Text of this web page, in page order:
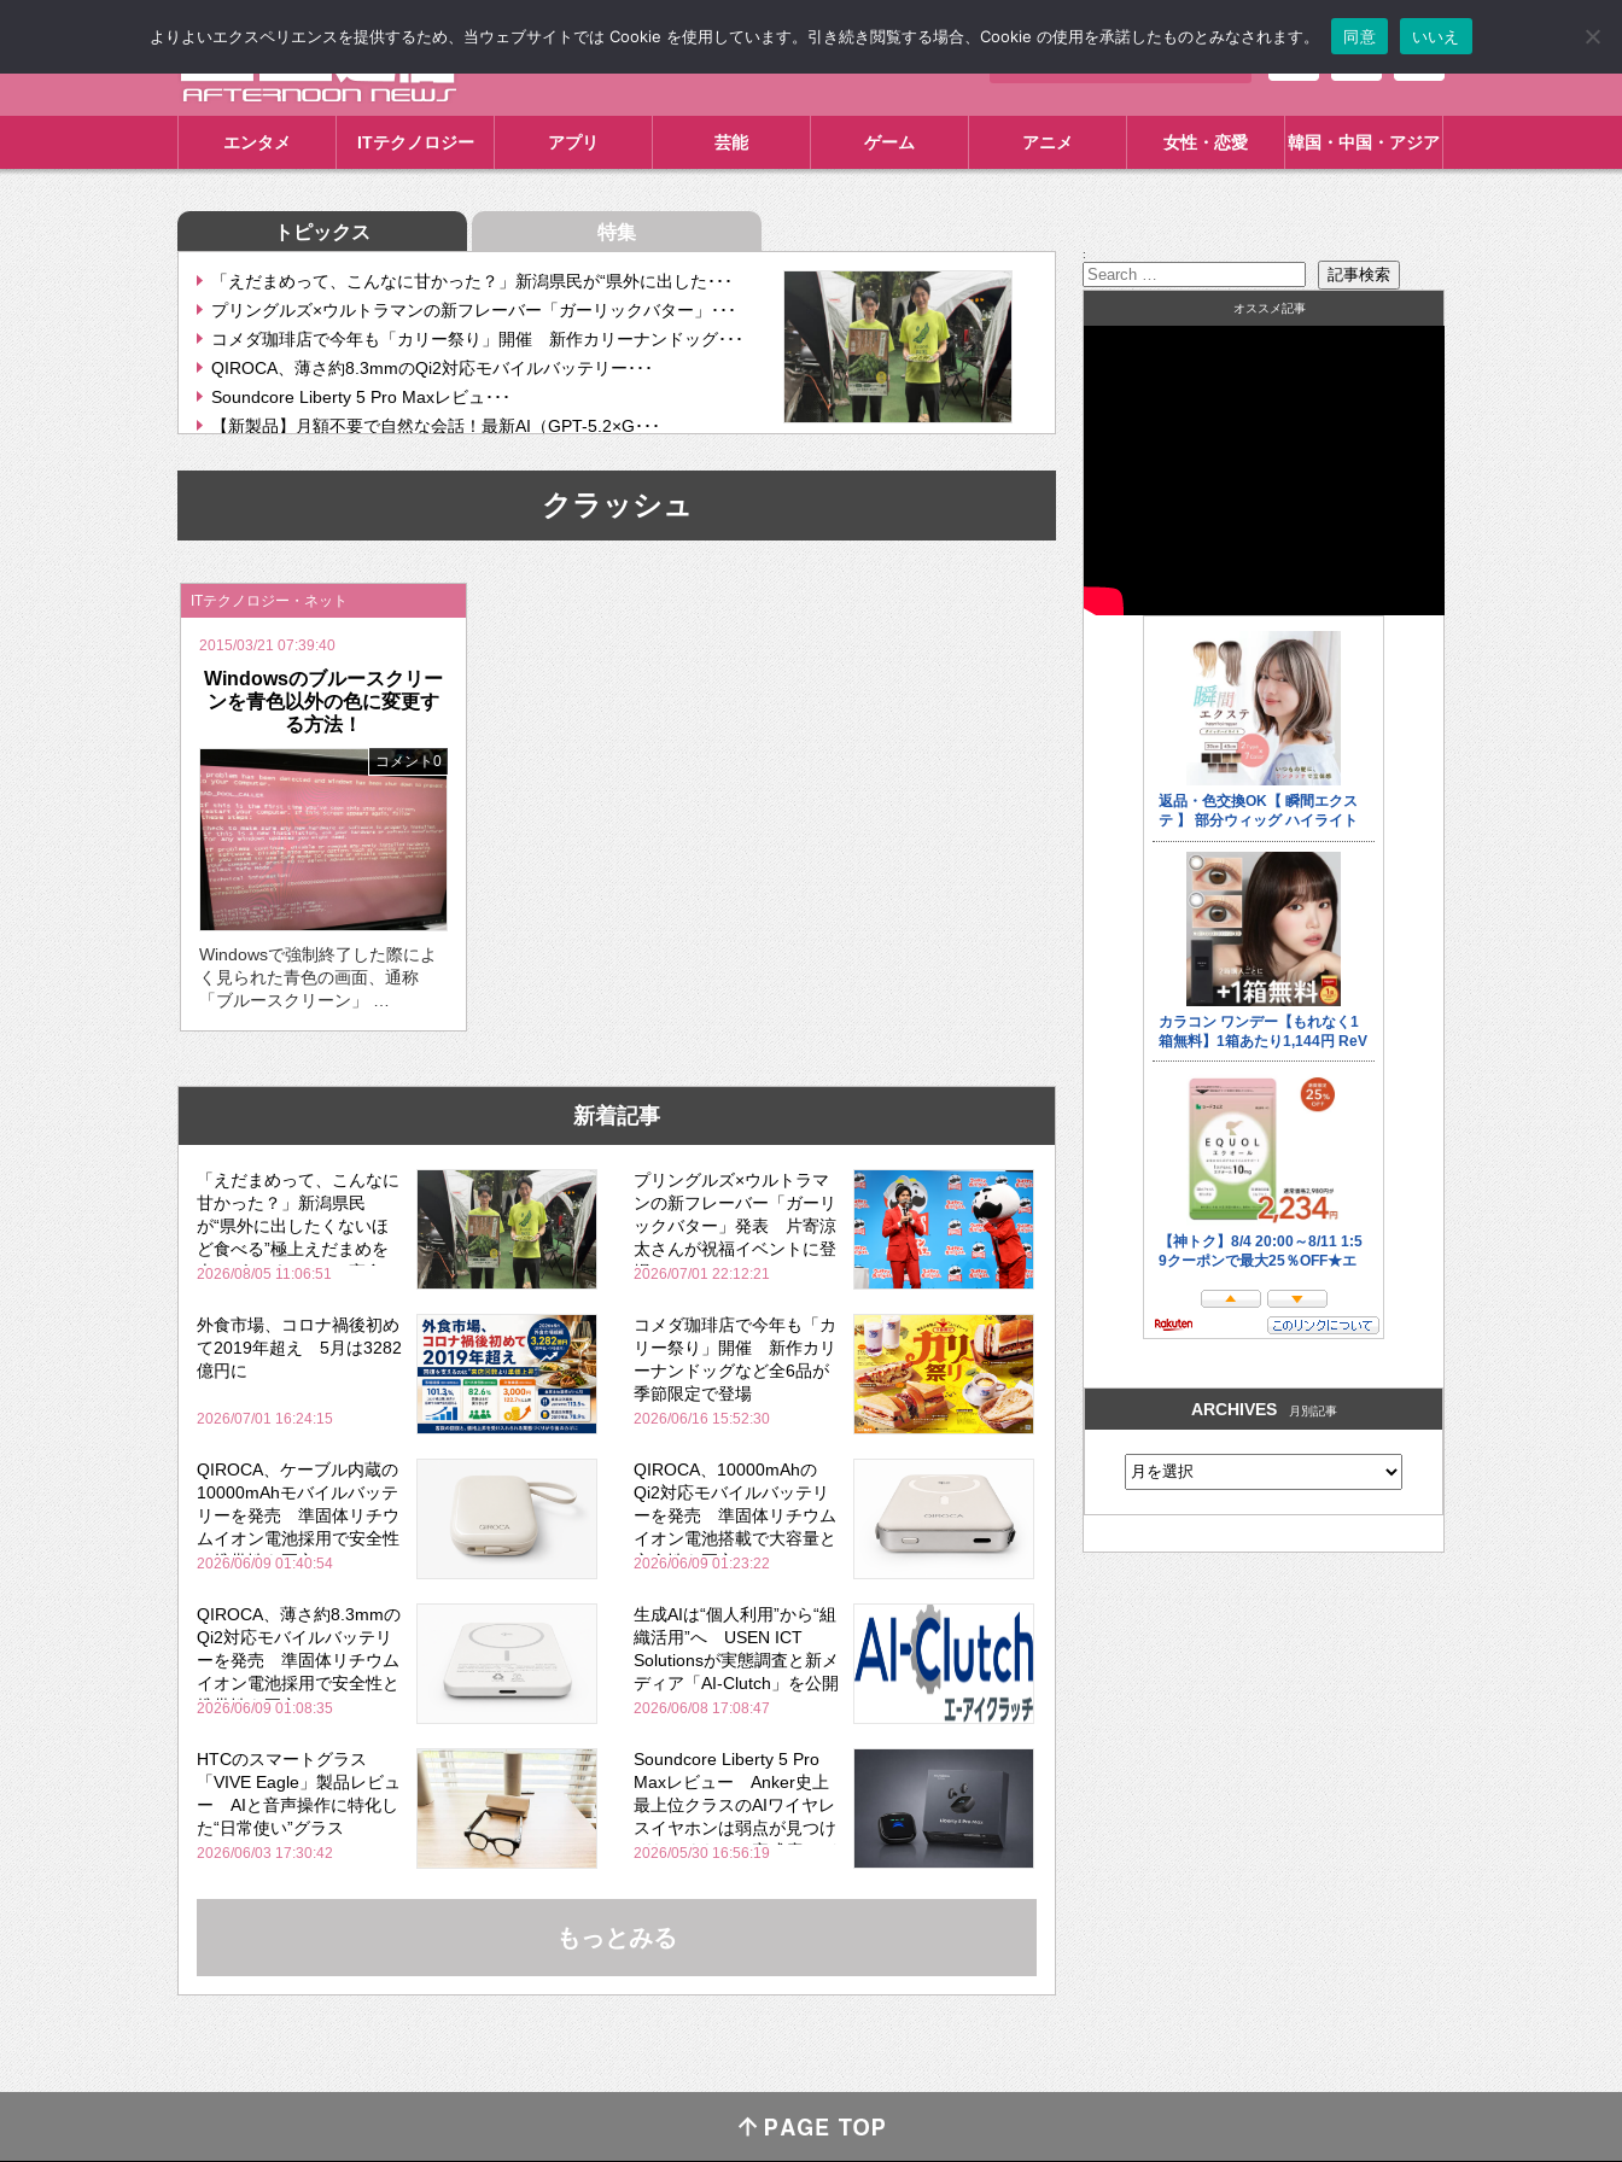
エンタメ ITテクノロジー アプリ 芸能 ゲーム アニメ 女性・恋愛 韓国・中国・アジア
トピックス 特集
「えだまめって、こんなに甘かった？」新潟県民が“県外に出した･･･
プリングルズ×ウルトラマンの新フレーバー「ガーリックバター」･･･
コメダ珈琲店で今年も「カリー祭り」開催 新作カリーナンドッグ･･･
QIROCA、薄さ約8.3mmのQi2対応モバイルバッテリー･･･
Soundcore Liberty 5 Pro Maxレビュ･･･
【新製品】月額不要で自然な会話！最新AI（GPT-5.2×G･･･
【次世代の没入感と生産性】VITURE Luma Ultra･･･
挫折率8割の壁をAIで突破。ジャストシステム、”自分が今話し･･･
2026年のバレンタインは「自分で作って、想いを渡す」 TE･･･
クラッシュ
ITテクノロジー・ネット
2015/03/21 07:39:40
Windowsのブルースクリー
ンを青色以外の色に変更す
る方法！
コメント0
Windowsで強制終了した際によ
く見られた青色の画面、通称
「ブルースクリーン」 …
新着記事
「えだまめって、こんなに
甘かった？」新潟県民
が“県外に出したくないほ
ど食べる”極上えだまめを
森のビアガーデンで実食
2026/08/05 11:06:51
プリングルズ×ウルトラマ
ンの新フレーバー「ガーリ
ックバター」発表 片寄涼
太さんが祝福イベントに登
場
2026/07/01 22:12:21
外食市場、コロナ禍後初め
て2019年超え 5月は3282
億円に
2026/07/01 16:24:15
コメダ珈琲店で今年も「カ
リー祭り」開催 新作カリ
ーナンドッグなど全6品が
季節限定で登場
2026/06/16 15:52:30
QIROCA、ケーブル内蔵の
10000mAhモバイルバッテ
リーを発売 準固体リチウ
ムイオン電池採用で安全性
と携帯性を両立
2026/06/09 01:40:54
QIROCA、10000mAhの
Qi2対応モバイルバッテリ
ーを発売 準固体リチウム
イオン電池搭載で大容量と
安全性を両立
2026/06/09 01:23:22
QIROCA、薄さ約8.3mmの
Qi2対応モバイルバッテリ
ーを発売 準固体リチウム
イオン電池採用で安全性と
携帯性を両立
2026/06/09 01:08:35
生成AIは“個人利用”から“組
織活用”へ USEN ICT
Solutionsが実態調査と新メ
ディア「AI-Clutch」を公開
2026/06/08 17:08:47
HTCのスマートグラス
「VIVE Eagle」製品レビュ
ー AIと音声操作に特化し
た“日常使い”グラス
2026/06/03 17:30:42
Soundcore Liberty 5 Pro
Maxレビュー Anker史上
最上位クラスのAIワイヤレ
スイヤホンは弱点が見つけ
づらいくらいの完成度にび
Bose並み
2026/05/30 16:56:19
もっとみる
:
オススメ記事
ARCHIVES 月別記事
よりよいエクスペリエンスを提供するため、当ウェブサイトでは Cookie を使用しています。引き続き閲覧する場合、Cookie の使用を承諾したものとみなされます。 同意 いいえ